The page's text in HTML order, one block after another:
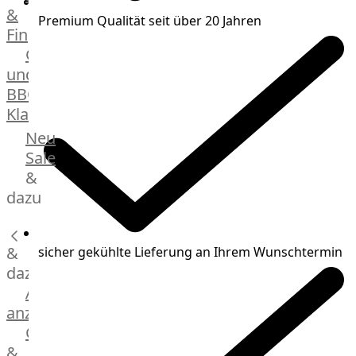
Manufaktur
Bratwurstsets
Toppings
Hackfleisch
Aufschnitt
Schinken
&
Fingerfood
Grill-
und
BBQ-
Klassiker
Beilagen
Brot
Brötchen
Burger
Buns
&
Hot
Dog
Brötchen
Desserts
Neu
Sale
&
dazu
&
dazu
Alle
anzeigen
Gewürze
Premium Qualität seit über 20 Jahren
sicher gekühlte Lieferung an Ihrem Wunschtermin